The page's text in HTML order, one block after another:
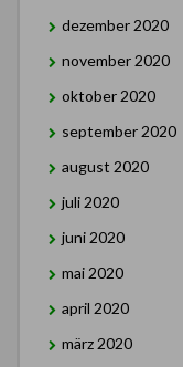
dezember 2020
november 2020
oktober 2020
september 2020
august 2020
juli 2020
juni 2020
mai 2020
april 2020
märz 2020